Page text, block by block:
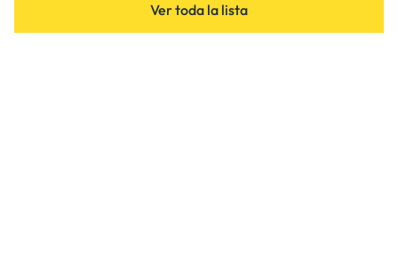
Ver toda la lista